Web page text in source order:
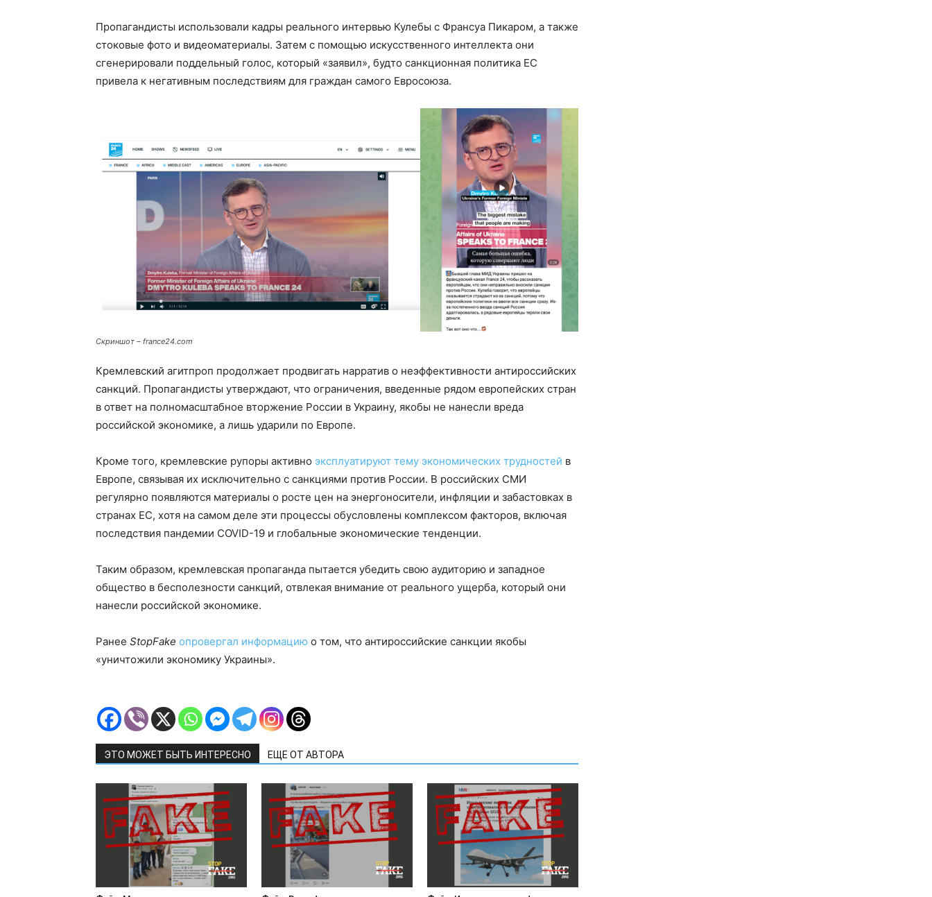
Пропагандисты использовали кадры реального интервью Кулебы с Франсуа Пикаром, а также
стоковые фото и видеоматериалы. Затем с помощью искусственного интеллекта они
сгенерировали поддельный голос, который «заявил», будто санкционная политика ЕС
привела к негативным последствиям для граждан самого Евросоюза.
Скриншот – france24.com
Кремлевский агитпроп продолжает продвигать нарратив о неэффективности антироссийских
санкций. Пропагандисты утверждают, что ограничения, введенные рядом европейских стран
в ответ на полномасштабное вторжение России в Украину, якобы не нанесли вреда
российской экономике, а лишь ударили по Европе.
Кроме того, кремлевские рупоры активно эксплуатируют тему экономических трудностей в
Европе, связывая их исключительно с санкциями против России. В российских СМИ
регулярно появляются материалы о росте цен на энергоносители, инфляции и забастовках в
странах ЕС, хотя на самом деле эти процессы обусловлены комплексом факторов, включая
последствия пандемии COVID-19 и глобальные экономические тенденции.
Таким образом, кремлевская пропаганда пытается убедить свою аудиторию и западное
общество в бесполезности санкций, отвлекая внимание от реального ущерба, который они
нанесли российской экономике.
Ранее StopFake опровергал информацию о том, что антироссийские санкции якобы
«уничтожили экономику Украины».
ЭТО МОЖЕТ БЫТЬ ИНТЕРЕСНО ЕЩЕ ОТ АВТОРА